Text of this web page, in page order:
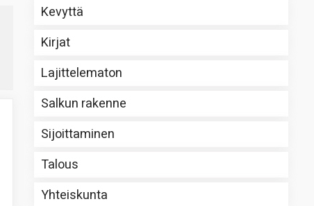
Kevyttä
Kirjat
Lajittelematon
Salkun rakenne
Sijoittaminen
Talous
Yhteiskunta